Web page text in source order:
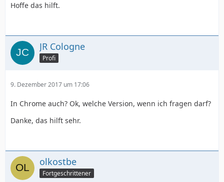
Hoffe das hilft.
JR Cologne
Profi
9. Dezember 2017 um 17:06
In Chrome auch? Ok, welche Version, wenn ich fragen darf?
Danke, das hilft sehr.
olkostbe
Fortgeschrittener